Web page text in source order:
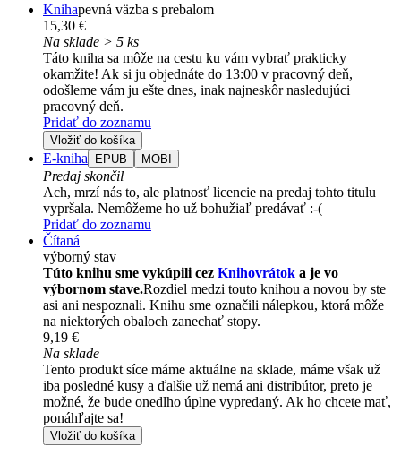
Knihapevná väzba s prebalom
15,30 €
Na sklade > 5 ks
Táto kniha sa môže na cestu ku vám vybrať prakticky
okamžite! Ak si ju objednáte do 13:00 v pracovný deň,
odošleme vám ju ešte dnes, inak najneskôr nasledujúci
pracovný deň.
Pridať do zoznamu
Vložiť do košíka
E-kniha EPUB MOBI
Predaj skončil
Ach, mrzí nás to, ale platnosť licencie na predaj tohto titulu
vypršala. Nemôžeme ho už bohužiaľ predávať :-(
Pridať do zoznamu
Čítaná
výborný stav
Túto knihu sme vykúpili cez Knihovrátok a je vo
výbornom stave.Rozdiel medzi touto knihou a novou by ste
asi ani nespoznali. Knihu sme označili nálepkou, ktorá môže
na niektorých obaloch zanechať stopy.
9,19 €
Na sklade
Tento produkt síce máme aktuálne na sklade, máme však už
iba posledné kusy a ďalšie už nemá ani distribútor, preto je
možné, že bude onedlho úplne vypredaný. Ak ho chcete mať,
ponáhľajte sa!
Vložiť do košíka